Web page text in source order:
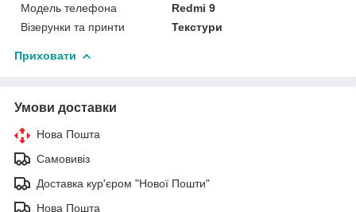
Модель телефона
Redmi 9
Візерунки та принти
Текстури
Приховати
Умови доставки
Нова Пошта
Самовивіз
Доставка кур'єром "Нової Пошти"
Нова Пошта